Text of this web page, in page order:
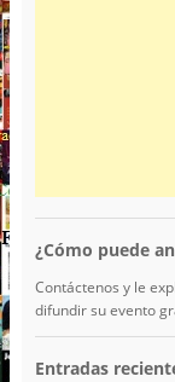
¿Cómo puede
Contáctenos y le
difundir su evento
Entradas